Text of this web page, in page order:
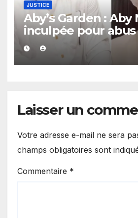
JUSTICE
Aby’s Garden : Aby
inculpée pour
sociaux dans une
portant sur 420
Laisser un
Votre adresse e-mail ne sera
champs obligatoires sont
Commentaire *